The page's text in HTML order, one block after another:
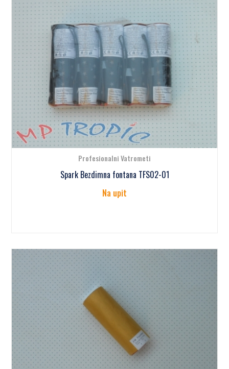
Profesionalni Vatrometi
Spark Bezdimna fontana TFS02-01
Na upit